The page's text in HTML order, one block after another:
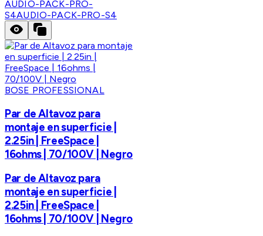
AUDIO-PACK-PRO-
S4AUDIO-PACK-PRO-S4
BOSE PROFESSIONAL
Par de Altavoz para
montaje en superficie |
2.25in | FreeSpace |
16ohms | 70/100V | Negro
Par de Altavoz para
montaje en superficie |
2.25in | FreeSpace |
16ohms | 70/100V | Negro